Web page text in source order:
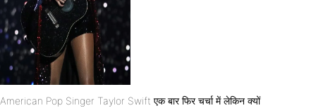
American Pop Singer Taylor Swift एक बार फिर चर्चा में लेकिन क्यों